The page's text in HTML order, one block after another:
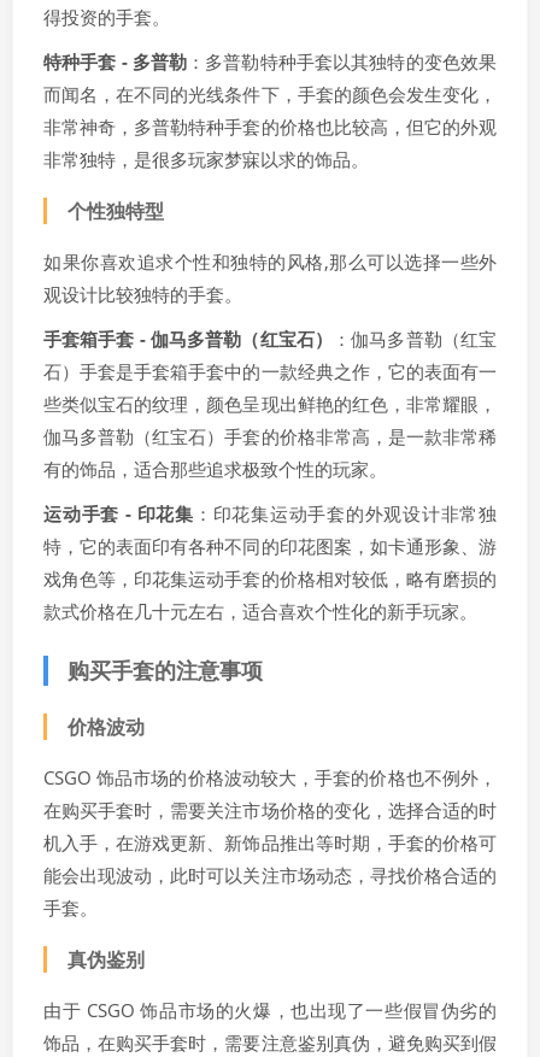
得投资的手套。
特种手套 - 多普勒 ：多普勒特种手套以其独特的变色效果
而闻名，在不同的光线条件下，手套的颜色会发生变化，
非常神奇，多普勒特种手套的价格也比较高，但它的外观
非常独特，是很多玩家梦寐以求的饰品。
个性独特型
如果你喜欢追求个性和独特的风格,那么可以选择一些外
观设计比较独特的手套。
手套箱手套 - 伽马多普勒（红宝石）
：伽马多普勒（红宝
石）手套是手套箱手套中的一款经典之作，它的表面有一
些类似宝石的纹理，颜色呈现出鲜艳的红色，非常耀眼，
伽马多普勒（红宝石）手套的价格非常高，是一款非常稀
有的饰品，适合那些追求极致个性的玩家。
运动手套 - 印花集 ：印花集运动手套的外观设计非常独
特，它的表面印有各种不同的印花图案，如卡通形象、游
戏角色等，印花集运动手套的价格相对较低，略有磨损的
款式价格在几十元左右，适合喜欢个性化的新手玩家。
购买手套的注意事项
价格波动
CSGO 饰品市场的价格波动较大，手套的价格也不例外，
在购买手套时，需要关注市场价格的变化，选择合适的时
机入手，在游戏更新、新饰品推出等时期，手套的价格可
能会出现波动，此时可以关注市场动态，寻找价格合适的
手套。
真伪鉴别
由于 CSGO 饰品市场的火爆，也出现了一些假冒伪劣的
饰品，在购买手套时，需要注意鉴别真伪，避免购买到假